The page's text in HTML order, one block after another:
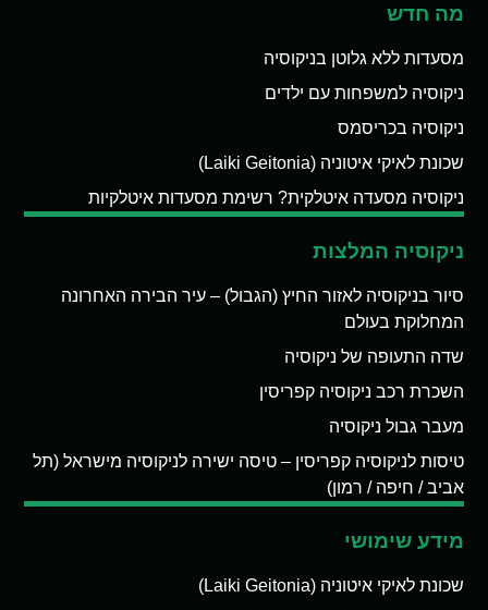
מה חדש
מסעדות ללא גלוטן בניקוסיה
ניקוסיה למשפחות עם ילדים
ניקוסיה בכריסמס
שכונת לאיקי איטוניה (Laiki Geitonia)
ניקוסיה מסעדה איטלקית? רשימת מסעדות איטלקיות
ניקוסיה המלצות
סיור בניקוסיה לאזור החיץ (הגבול) – עיר הבירה האחרונה
המחלוקת בעולם
שדה התעופה של ניקוסיה
השכרת רכב ניקוסיה קפריסין
מעבר גבול ניקוסיה
טיסות לניקוסיה קפריסין – טיסה ישירה לניקוסיה מישראל (תל
אביב / חיפה / רמון)
מידע שימושי
שכונת לאיקי איטוניה (Laiki Geitonia)